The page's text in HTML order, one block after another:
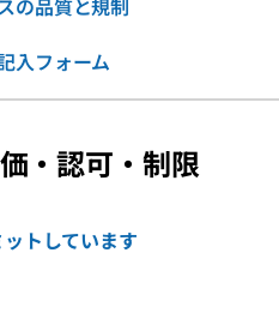
の品質と規制
入フォーム
・認可・制限
トしています